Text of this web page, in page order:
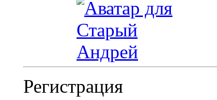
Регистрация